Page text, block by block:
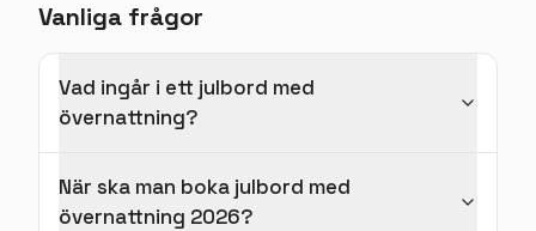
Vanliga frågor
Vad ingår i ett julbord med
övernattning?
När ska man boka julbord med
övernattning 2026?